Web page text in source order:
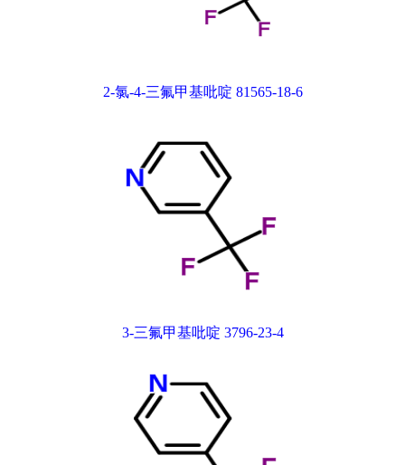
2-氯-4-三氟甲基吡啶 81565-18-6
3-三氟甲基吡啶 3796-23-4